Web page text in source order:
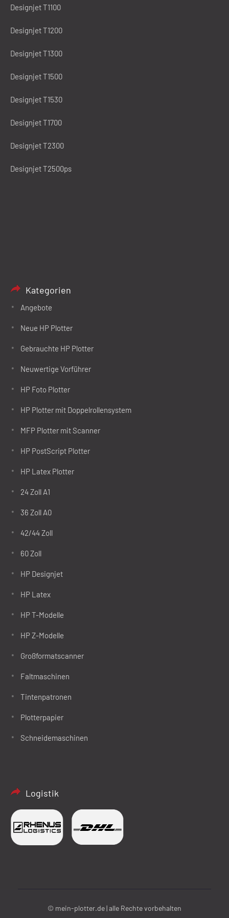
Designjet T1100
Designjet T1200
Designjet T1300
Designjet T1500
Designjet T1530
Designjet T1700
Designjet T2300
Designjet T2500ps
Kategorien
Angebote
Neue HP Plotter
Gebrauchte HP Plotter
Neuwertige Vorführer
HP Foto Plotter
HP Plotter mit Doppelrollensystem
MFP Plotter mit Scanner
HP PostScript Plotter
HP Latex Plotter
24 Zoll A1
36 Zoll A0
42/44 Zoll
60 Zoll
HP Designjet
HP Latex
HP T-Modelle
HP Z-Modelle
Großformatscanner
Faltmaschinen
Tintenpatronen
Plotterpapier
Schneidemaschinen
Logistik
© mein-plotter.de | alle Rechte vorbehalten